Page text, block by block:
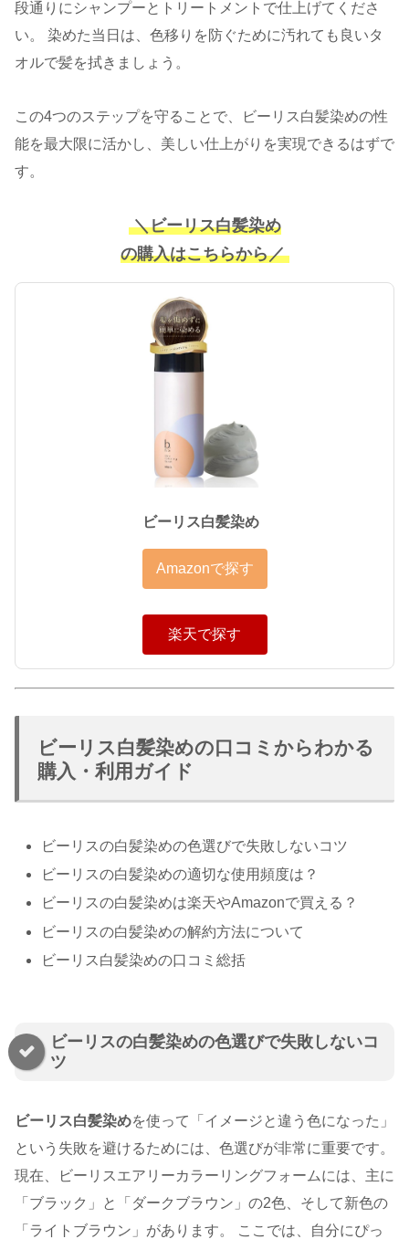
段通りにシャンプーとトリートメントで仕上げてくださ
い。 染めた当日は、色移りを防ぐために汚れても良いタ
オルで髪を拭きましょう。
この4つのステップを守ることで、ビーリス白髪染めの性
能を最大限に活かし、美しい仕上がりを実現できるはずで
す。
＼ビーリス白髪染め
の購入はこちらから／
ビーリス白髪染め
Amazonで探す
楽天で探す
ビーリス白髪染めの口コミからわかる
購入・利用ガイド
ビーリスの白髪染めの色選びで失敗しないコツ
ビーリスの白髪染めの適切な使用頻度は？
ビーリスの白髪染めは楽天やAmazonで買える？
ビーリスの白髪染めの解約方法について
ビーリス白髪染めの口コミ総括
ビーリスの白髪染めの色選びで失敗しないコ
ツ
ビーリス白髪染めを使って「イメージと違う色になった」
という失敗を避けるためには、色選びが非常に重要です。
現在、ビーリスエアリーカラーリングフォームには、主に
「ブラック」と「ダークブラウン」の2色、そして新色の
「ライトブラウン」があります。 ここでは、自分にぴっ